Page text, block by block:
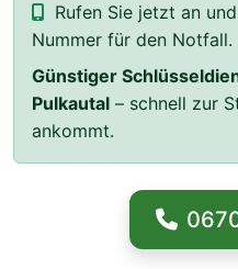
Rufen Sie jetzt an
Nummer für den Notfall.
Günstiger
Pulkautal – schnell zur
ankommt.